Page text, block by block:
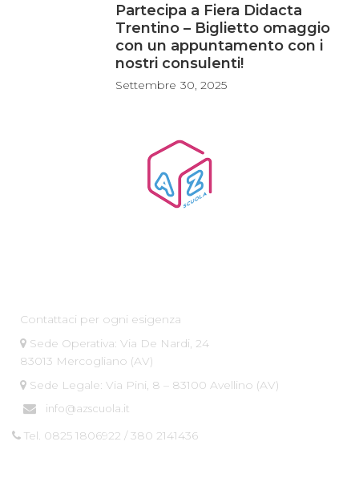
Partecipa a Fiera Didacta
Trentino – Biglietto omaggio
con un appuntamento con i
nostri consulenti!
Settembre 30, 2025
Contattaci per ogni esigenza
Sede Operativa: Via De Nardi, 24
83013 Mercogliano (AV)
Sede Legale: Via Pini, 8 – 83100 Avellino (AV)
info@azscuola.it
Tel. 0825 1806922 / 380 2141436